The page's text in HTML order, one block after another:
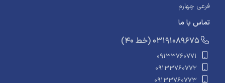
فرعی چهارم
تماس با ما
​​​ (40 خط) 03191089675
09133760771
09133760772
09133760773